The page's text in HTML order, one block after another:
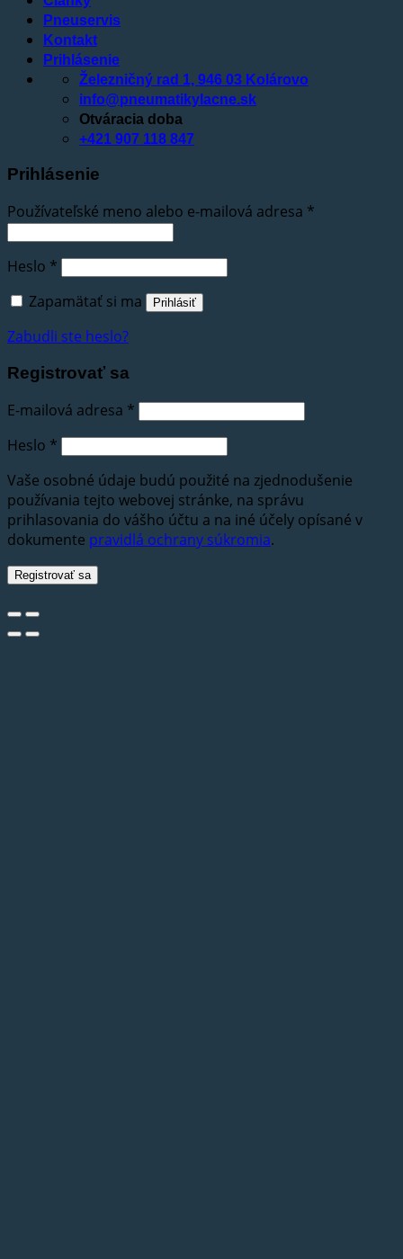
Pneuservis
Kontakt
Prihlásenie
Železničný rad 1, 946 03 Kolárovo
info@pneumatikylacne.sk
Otváracia doba
+421 907 118 847
Prihlásenie
Používateľské meno alebo e-mailová adresa *
Heslo *
Zapamätať si ma
Prihlásiť
Zabudli ste heslo?
Registrovať sa
E-mailová adresa *
Heslo *
Vaše osobné údaje budú použité na zjednodušenie
používania tejto webovej stránke, na správu
prihlasovania do vášho účtu a na iné účely opísané v
dokumente pravidlá ochrany súkromia.
Registrovať sa